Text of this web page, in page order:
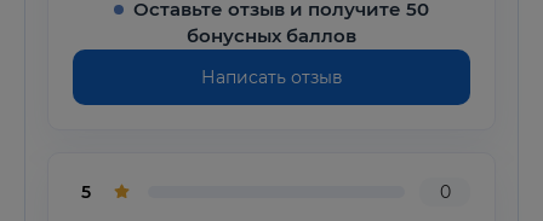
Оставьте отзыв и получите 50
бонусных баллов
Написать отзыв
5 0